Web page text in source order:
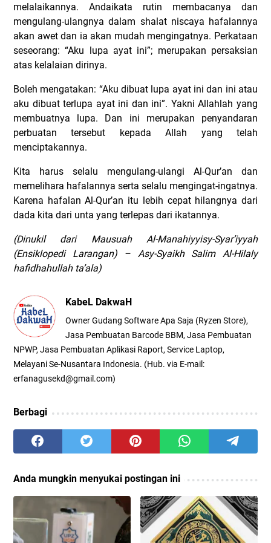
melalaikannya. Andaikata rutin membacanya dan
mengulang-ulangnya dalam shalat niscaya hafalannya
akan awet dan ia akan mudah mengingatnya. Perkataan
seseorang: “Aku lupa ayat ini”; merupakan persaksian
atas kelalaian dirinya.
Boleh mengatakan: “Aku dibuat lupa ayat ini dan ini atau
aku dibuat terlupa ayat ini dan ini”. Yakni Allahlah yang
membuatnya lupa. Dan ini merupakan penyandaran
perbuatan tersebut kepada Allah yang telah
menciptakannya.
Kita harus selalu mengulang-ulangi Al-Qur’an dan
memelihara hafalannya serta selalu mengingat-ingatnya.
Karena hafalan Al-Qur’an itu lebih cepat hilangnya dari
dada kita dari unta yang terlepas dari ikatannya.
(Dinukil dari Mausuah Al-Manahiyyisy-Syar’iyyah
(Ensiklopedi Larangan) – Asy-Syaikh Salim Al-Hilaly
hafidhahullah ta’ala)
KabeL DakwaH
Owner Gudang Software Apa Saja (Ryzen Store),
Jasa Pembuatan Barcode BBM, Jasa Pembuatan
NPWP, Jasa Pembuatan Aplikasi Raport, Service Laptop,
Melayani Se-Nusantara Indonesia. (Hub. via E-mail:
erfanagusekd@gmail.com)
Berbagi
Anda mungkin menyukai postingan ini